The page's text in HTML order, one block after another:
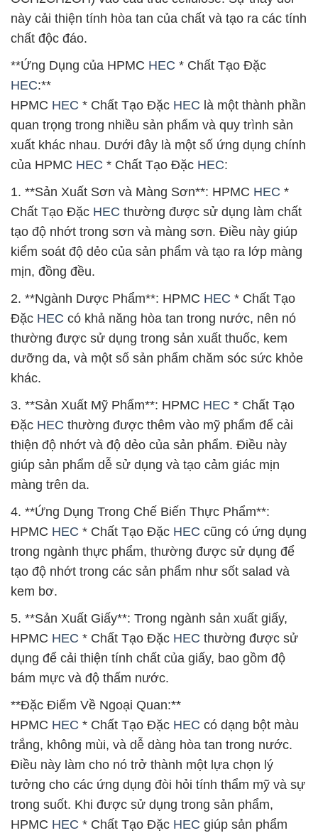
này cải thiện tính hòa tan của chất và tạo ra các tính
chất độc đáo.
**Ứng Dụng của HPMC HEC * Chất Tạo Đặc
HEC:**
HPMC HEC * Chất Tạo Đặc HEC là một thành phần
quan trọng trong nhiều sản phẩm và quy trình sản
xuất khác nhau. Dưới đây là một số ứng dụng chính
của HPMC HEC * Chất Tạo Đặc HEC:
1. **Sản Xuất Sơn và Màng Sơn**: HPMC HEC *
Chất Tạo Đặc HEC thường được sử dụng làm chất
tạo độ nhớt trong sơn và màng sơn. Điều này giúp
kiểm soát độ dẻo của sản phẩm và tạo ra lớp màng
mịn, đồng đều.
2. **Ngành Dược Phẩm**: HPMC HEC * Chất Tạo
Đặc HEC có khả năng hòa tan trong nước, nên nó
thường được sử dụng trong sản xuất thuốc, kem
dưỡng da, và một số sản phẩm chăm sóc sức khỏe
khác.
3. **Sản Xuất Mỹ Phẩm**: HPMC HEC * Chất Tạo
Đặc HEC thường được thêm vào mỹ phẩm để cải
thiện độ nhớt và độ dẻo của sản phẩm. Điều này
giúp sản phẩm dễ sử dụng và tạo cảm giác mịn
màng trên da.
4. **Ứng Dụng Trong Chế Biến Thực Phẩm**:
HPMC HEC * Chất Tạo Đặc HEC cũng có ứng dụng
trong ngành thực phẩm, thường được sử dụng để
tạo độ nhớt trong các sản phẩm như sốt salad và
kem bơ.
5. **Sản Xuất Giấy**: Trong ngành sản xuất giấy,
HPMC HEC * Chất Tạo Đặc HEC thường được sử
dụng để cải thiện tính chất của giấy, bao gồm độ
bám mực và độ thấm nước.
**Đặc Điểm Về Ngoại Quan:**
HPMC HEC * Chất Tạo Đặc HEC có dạng bột màu
trắng, không mùi, và dễ dàng hòa tan trong nước.
Điều này làm cho nó trở thành một lựa chọn lý
tưởng cho các ứng dụng đòi hỏi tính thẩm mỹ và sự
trong suốt. Khi được sử dụng trong sản phẩm,
HPMC HEC * Chất Tạo Đặc HEC giúp sản phẩm